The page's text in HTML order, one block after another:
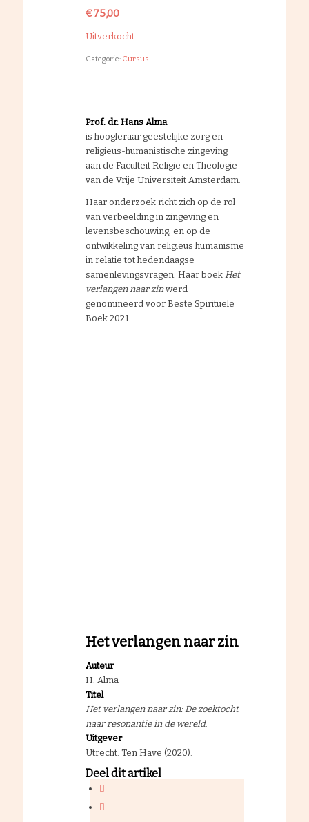
€75,00
Uitverkocht
Categorie: Cursus
Prof. dr. Hans Alma
is hoogleraar geestelijke zorg en
religieus-humanistische zingeving
aan de Faculteit Religie en Theologie
van de Vrije Universiteit Amsterdam.
Haar onderzoek richt zich op de rol
van verbeelding in zingeving en
levensbeschouwing, en op de
ontwikkeling van religieus humanisme
in relatie tot hedendaagse
samenlevingsvragen. Haar boek Het
verlangen naar zinwerd
genomineerd voor Beste Spirituele
Boek 2021.
Het verlangen naar zin
Auteur
H. Alma
Titel
Het verlangen naar zin: De zoektocht
naar resonantie in de wereld.
Uitgever
Utrecht: Ten Have (2020).
Deel dit artikel